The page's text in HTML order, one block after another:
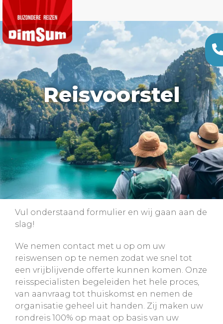
Reisvoorstel
Vul onderstaand formulier en wij gaan aan de
slag!
We nemen contact met u op om uw
reiswensen op te nemen zodat we snel tot
een vrijblijvende offerte kunnen komen. Onze
reisspecialisten begeleiden het hele proces,
van aanvraag tot thuiskomst en nemen de
organisatie geheel uit handen. Zij maken uw
rondreis 100% op maat op basis van uw